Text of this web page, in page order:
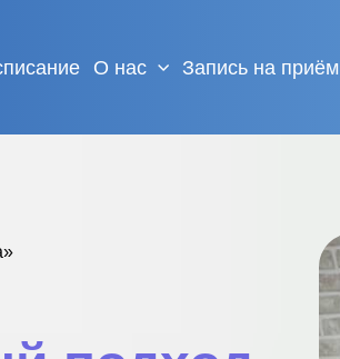
О нас Запись на приём